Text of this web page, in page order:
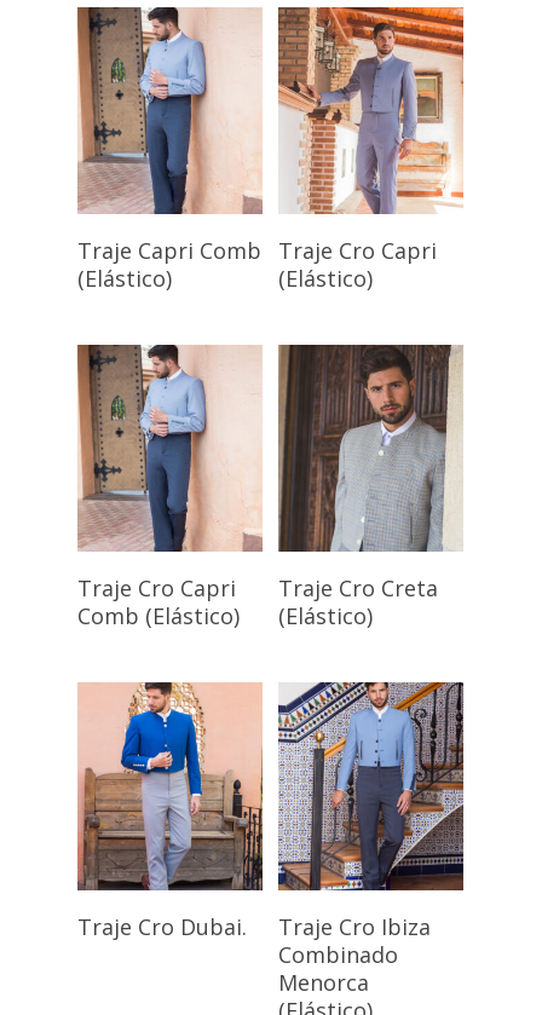
Seleccionar
Opciones
Traje Capri Comb
(Elástico)
Seleccionar
Opciones
Traje Cro Capri
(Elástico)
Seleccionar
Opciones
Traje Cro Capri
Comb (Elástico)
Seleccionar
Opciones
Traje Cro Creta
(Elástico)
Seleccionar
Traje Cro Dubai.
Seleccionar
Opciones
Traje Cro Ibiza
Combinado
Menorca